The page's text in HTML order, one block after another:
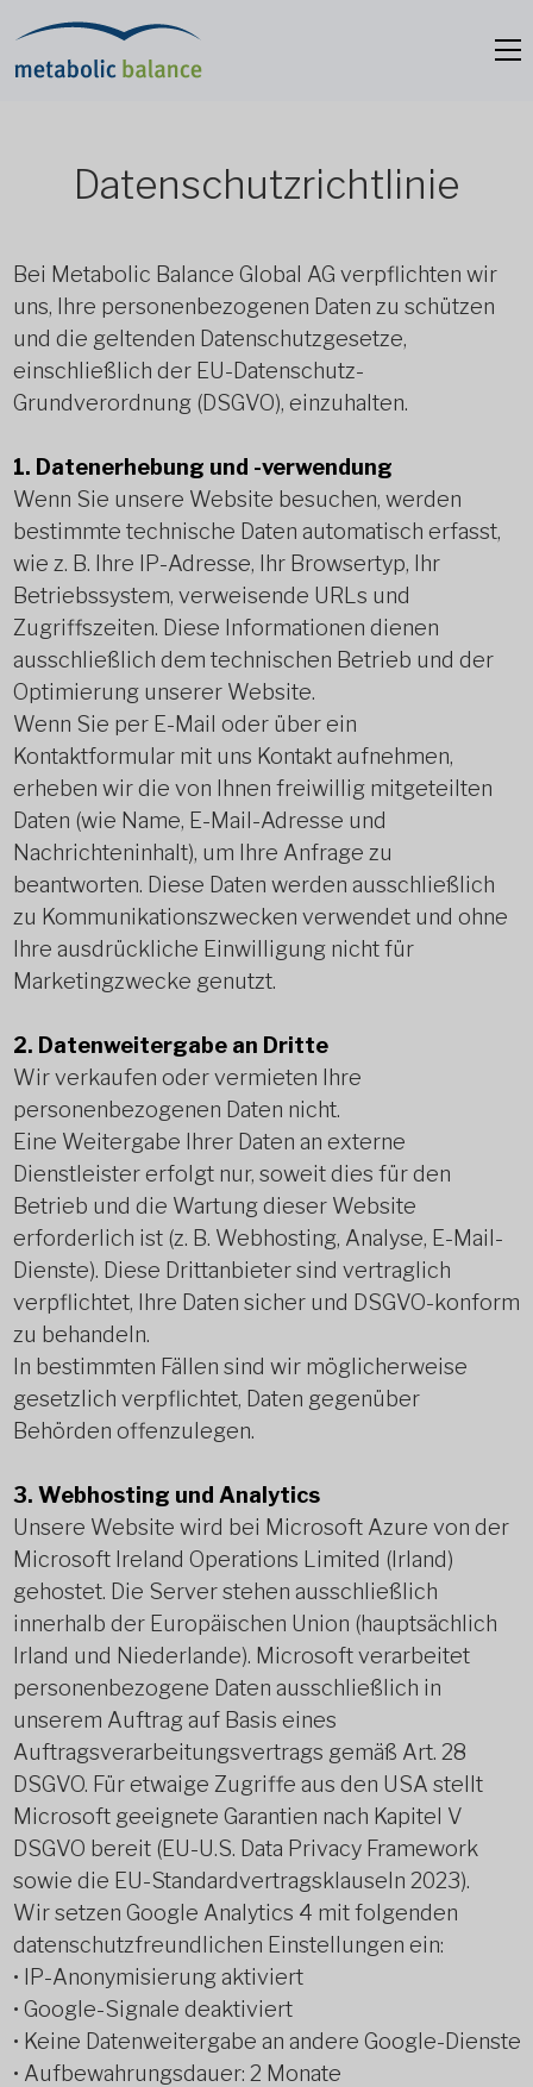
Datenschutzrichtlinie
Bei Metabolic Balance Global AG verpflichten wir
uns, Ihre personenbezogenen Daten zu schützen
und die geltenden Datenschutzgesetze,
einschließlich der EU-Datenschutz-
Grundverordnung (DSGVO), einzuhalten.
1. Datenerhebung und -verwendung
Wenn Sie unsere Website besuchen, werden
bestimmte technische Daten automatisch erfasst,
wie z. B. Ihre IP-Adresse, Ihr Browsertyp, Ihr
Betriebssystem, verweisende URLs und
Zugriffszeiten. Diese Informationen dienen
ausschließlich dem technischen Betrieb und der
Optimierung unserer Website.
Wenn Sie per E-Mail oder über ein
Kontaktformular mit uns Kontakt aufnehmen,
erheben wir die von Ihnen freiwillig mitgeteilten
Daten (wie Name, E-Mail-Adresse und
Nachrichteninhalt), um Ihre Anfrage zu
beantworten. Diese Daten werden ausschließlich
zu Kommunikationszwecken verwendet und ohne
Ihre ausdrückliche Einwilligung nicht für
Marketingzwecke genutzt.
2. Datenweitergabe an Dritte
Wir verkaufen oder vermieten Ihre
personenbezogenen Daten nicht.
Eine Weitergabe Ihrer Daten an externe
Dienstleister erfolgt nur, soweit dies für den
Betrieb und die Wartung dieser Website
erforderlich ist (z. B. Webhosting, Analyse, E-Mail-
Dienste). Diese Drittanbieter sind vertraglich
verpflichtet, Ihre Daten sicher und DSGVO-konform
zu behandeln.
In bestimmten Fällen sind wir möglicherweise
gesetzlich verpflichtet, Daten gegenüber
Behörden offenzulegen.
3. Webhosting und Analytics
Unsere Website wird bei Microsoft Azure von der
Microsoft Ireland Operations Limited (Irland)
gehostet. Die Server stehen ausschließlich
innerhalb der Europäischen Union (hauptsächlich
Irland und Niederlande). Microsoft verarbeitet
personenbezogene Daten ausschließlich in
unserem Auftrag auf Basis eines
Auftragsverarbeitungsvertrags gemäß Art. 28
DSGVO. Für etwaige Zugriffe aus den USA stellt
Microsoft geeignete Garantien nach Kapitel V
DSGVO bereit (EU-U.S. Data Privacy Framework
sowie die EU-Standardvertragsklauseln 2023).
Wir setzen Google Analytics 4 mit folgenden
datenschutzfreundlichen Einstellungen ein:
• IP-Anonymisierung aktiviert
• Google-Signale deaktiviert
• Keine Datenweitergabe an andere Google-Dienste
• Aufbewahrungsdauer: 2 Monate